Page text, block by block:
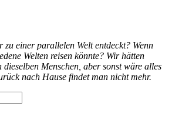
zu einer parallelen Welt entdeckt? Wenn
Welten reisen könnte? Wir hätten
Menschen, aber sonst wäre alles
nach Hause findet man nicht mehr.